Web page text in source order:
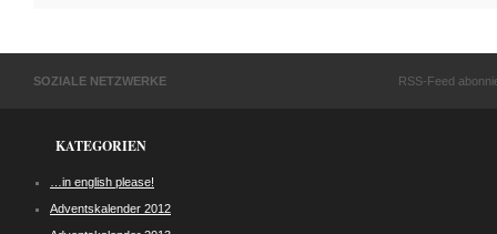
SOZIALE NETZWERKE RSS-Feed
KATEGORIEN
…in english please!
Adventskalender 2012